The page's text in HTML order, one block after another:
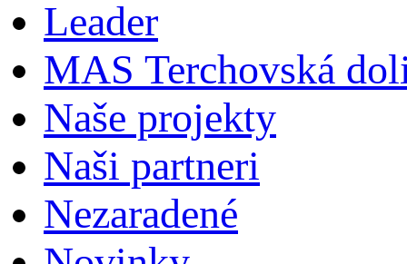
Leader
MAS Terchovská
Naše projekty
Naši partneri
Nezaradené